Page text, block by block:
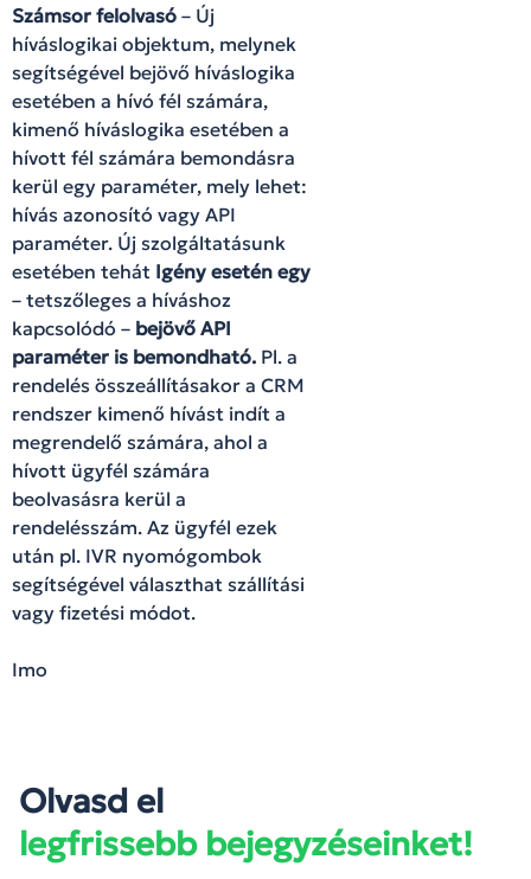
Számsor felolvasó – Új
híváslogikai objektum, melynek
segítségével bejövő híváslogika
esetében a hívó fél számára,
kimenő híváslogika esetében a
hívott fél számára bemondásra
kerül egy paraméter, mely lehet:
hívás azonosító vagy API
paraméter. Új szolgáltatásunk
esetében tehát Igény esetén egy
– tetszőleges a híváshoz
kapcsolódó – bejövő API
paraméter is bemondható. Pl. a
rendelés összeállításakor a CRM
rendszer kimenő hívást indít a
megrendelő számára, ahol a
hívott ügyfél számára
beolvasásra kerül a
rendelésszám. Az ügyfél ezek
után pl. IVR nyomógombok
segítségével választhat szállítási
vagy fizetési módot.
Imo
Olvasd el
legfrissebb bejegyzéseinket!